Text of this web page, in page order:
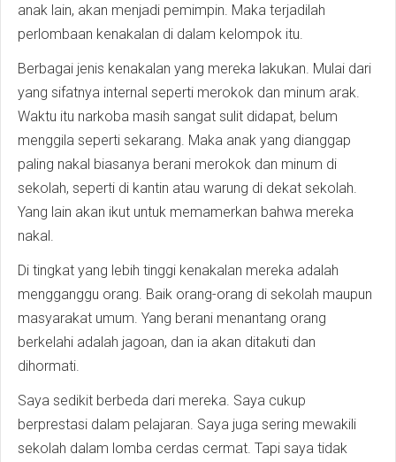
anak lain, akan menjadi pemimpin. Maka terjadilah
perlombaan kenakalan di dalam kelompok itu.
Berbagai jenis kenakalan yang mereka lakukan. Mulai dari
yang sifatnya internal seperti merokok dan minum arak.
Waktu itu narkoba masih sangat sulit didapat, belum
menggila seperti sekarang. Maka anak yang dianggap
paling nakal biasanya berani merokok dan minum di
sekolah, seperti di kantin atau warung di dekat sekolah.
Yang lain akan ikut untuk memamerkan bahwa mereka
nakal.
Di tingkat yang lebih tinggi kenakalan mereka adalah
mengganggu orang. Baik orang-orang di sekolah maupun
masyarakat umum. Yang berani menantang orang
berkelahi adalah jagoan, dan ia akan ditakuti dan
dihormati.
Saya sedikit berbeda dari mereka. Saya cukup
berprestasi dalam pelajaran. Saya juga sering mewakili
sekolah dalam lomba cerdas cermat. Tapi saya tidak